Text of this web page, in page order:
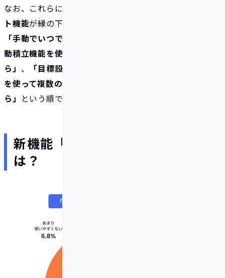
なお、これらに続いてイデアの
ト機能が縁の下の力持ちとなっています。現状では、
「手動でいつでもどこでも入金できるから」
動積立機能を使って手間なく貯めることができるか
ら」 、 「目標設定ができるから」
を使って複数の目標別に管理しながら貯められるか
ら」 という順です。
新機能「ボックス機能」の評価
は？